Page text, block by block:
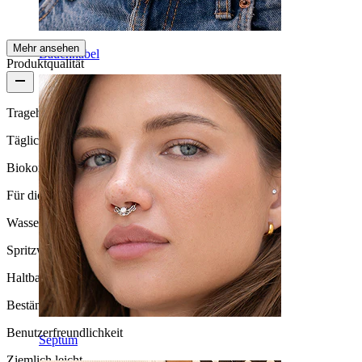
Bauchnabel
Septum
AI-Übersetzung Original anzeigen
Mehr ansehen
Produktqualität
Tragehäufigkeit
Tägliches Tragen
Biokompatibilität
Für die meisten Hauttypen
Wasserbeständigkeit
Spritzwassergeschützt
Haltbarkeit
Beständig
Benutzerfreundlichkeit